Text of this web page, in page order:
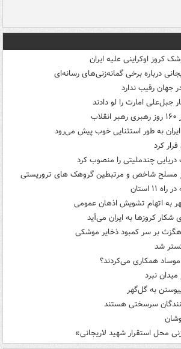
کروز اوکراینی علیه ایران
درباره برخی گمانه‌زنی‌های رسانه‌ای
جهان رقیب ندارد
جبل‌علی امارت را لو دادند
به طور استثنایی خوب پیش می‌رود
کرد
دریایی چندملیتی را منصوب کرد
استان
شکار کروزها به ایران می‌آید
بر سر کمبود ذخایر موشکی
همکاری می‌کردند؟
میدان نبرد
به گل‌گهر
سرسختی هستند
محل استقرار شهید لاریجانی»